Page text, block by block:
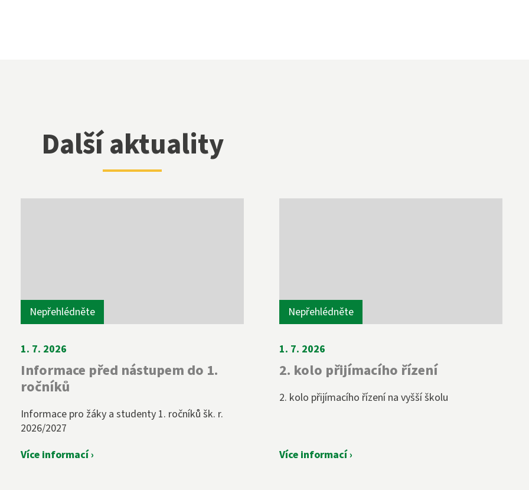
Další aktuality
Nepřehlédněte
1. 7. 2026
Informace před nástupem do 1.
ročníků
Informace pro žáky a studenty 1. ročníků šk. r.
2026/2027
Více informací ›
Nepřehlédněte
1. 7. 2026
2. kolo přijímacího řízení
2. kolo přijímacího řízení na vyšší školu
Více informací ›